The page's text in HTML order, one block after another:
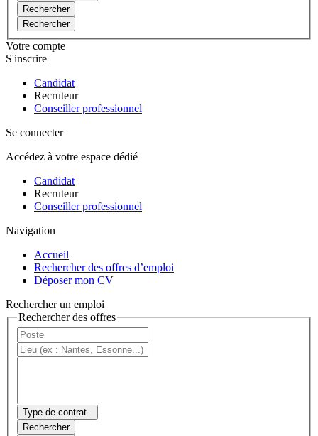
Rechercher
Rechercher
Votre compte
S'inscrire
Candidat
Recruteur
Conseiller professionnel
Se connecter
Accédez à votre espace dédié
Candidat
Recruteur
Conseiller professionnel
Navigation
Accueil
Rechercher des offres d’emploi
Déposer mon CV
Rechercher un emploi
Rechercher des offres
Type de contrat
Rechercher